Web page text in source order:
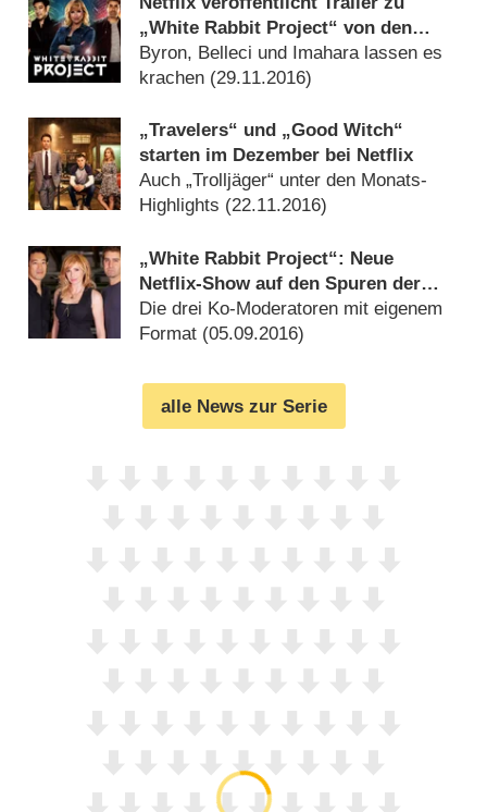
„White Rabbit Project“ von den
„MythBusters“-Helfern
Byron, Belleci und Imahara lassen es
krachen (29.11.2016)
„Travelers“ und „Good Witch“
starten im Dezember bei Netflix
Auch „Trolljäger“ unter den Monats-
Highlights (22.11.2016)
„White Rabbit Project“: Neue
Netflix-Show auf den Spuren der
„MythBusters“
Die drei Ko-Moderatoren mit eigenem
Format (05.09.2016)
alle News zur Serie